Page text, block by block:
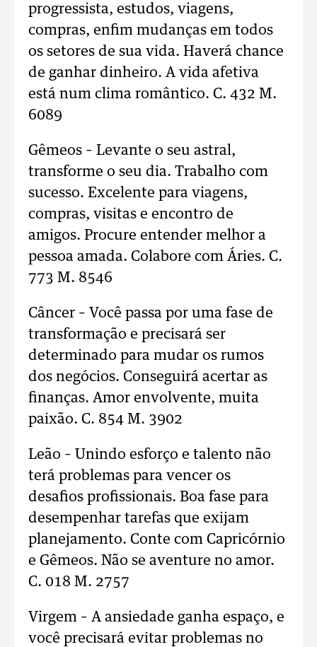
progressista, estudos, viagens,
compras, enfim mudanças em todos
os setores de sua vida. Haverá chance
de ganhar dinheiro. A vida afetiva
está num clima romântico. C. 432 M.
6089
Gêmeos – Levante o seu astral,
transforme o seu dia. Trabalho com
sucesso. Excelente para viagens,
compras, visitas e encontro de
amigos. Procure entender melhor a
pessoa amada. Colabore com Áries. C.
773 M. 8546
Câncer – Você passa por uma fase de
transformação e precisará ser
determinado para mudar os rumos
dos negócios. Conseguirá acertar as
finanças. Amor envolvente, muita
paixão. C. 854 M. 3902
Leão – Unindo esforço e talento não
terá problemas para vencer os
desafios profissionais. Boa fase para
desempenhar tarefas que exijam
planejamento. Conte com Capricórnio
e Gêmeos. Não se aventure no amor.
C. 018 M. 2757
Virgem – A ansiedade ganha espaço, e
você precisará evitar problemas no